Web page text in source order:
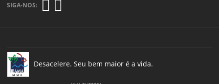
SIGA-NOS:
Desacelere. Seu bem maior é a vida.